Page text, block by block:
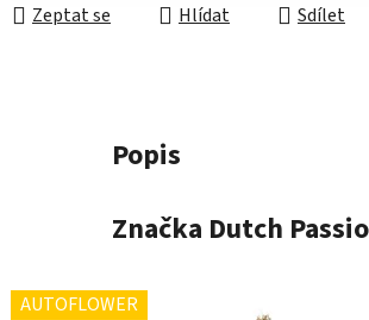
Zeptat se Hlídat Sdílet
Popis
Značka Dutch
AUTOFLOWER